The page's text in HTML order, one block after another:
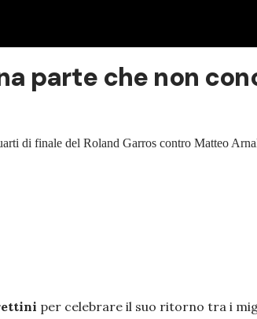
parte che non
di finale del Roland Garros contro Matteo
per celebrare il suo ritorno tra i